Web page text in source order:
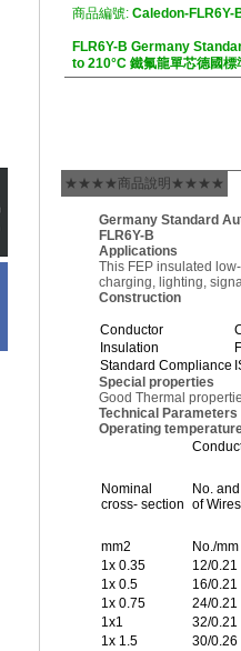
商品編號: Caledon-FLR6Y-
FLR6Y-B Germany
to 210°C 鐵氟龍單芯德國標
★★★★商品說明★★★★
Germany Standard
FLR6Y-B
Applications
This FEP insulated
charging, lighting,
Construction
Conductor
Insulation
Standard Compliance
Special properties
Good Thermal
Technical Parameters
Operating
Nominal
cross- section
No.
of Wires
mm2
No./mm
1x 0.35
12/0.21
1x 0.5
16/0.21
1x 0.75
24/0.21
1x1
32/0.21
1x 1.5
30/0.26